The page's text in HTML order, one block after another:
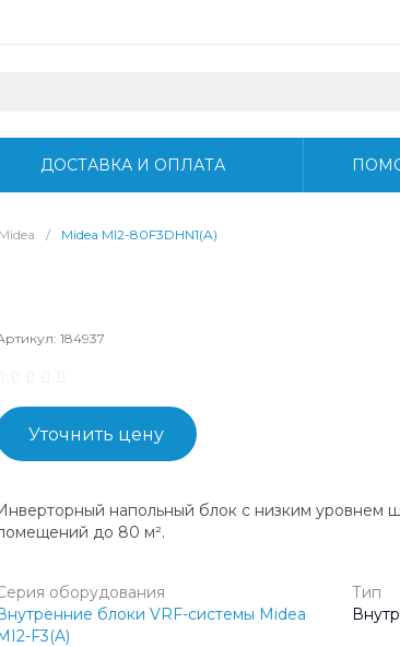
ДОСТАВКА И ОПЛАТА
/ Midea MI2-80F3DHN1(A)
184937
Уточнить цену
напольный блок с низким уровнем
до 80 м².
оборудования
блоки VRF-системы Midea
F3(A)
Тип